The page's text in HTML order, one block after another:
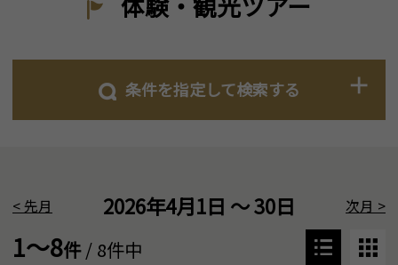
条件を指定して検索する
< 先月 2026年4月1日 ～ 30日 次月 >
1～8件/ 8件中